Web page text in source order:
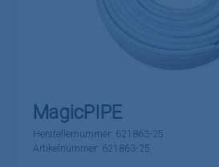
MagicPIPE
Herstellernummer: 621863-25
Artikelnummer: 621863-25